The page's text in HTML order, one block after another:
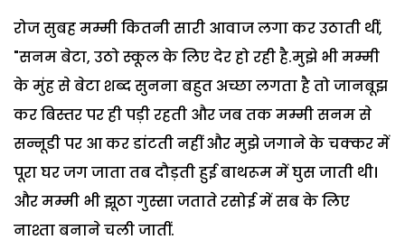
रोज सुबह मम्मी कितनी सारी आवाज लगा कर उठाती थीं,
"सनम बेटा, उठो स्कूल के लिए देर हो रही है.मुझे भी मम्मी
के मुंह से बेटा शब्द सुनना बहुत अच्छा लगता है तो जानबूझ
कर बिस्तर पर ही पड़ी रहती और जब तक मम्मी सनम से
सन्नूडी पर आ कर डांटती नहीं और मुझे जगाने के चक्कर में
पूरा घर जग जाता तब दौड़ती हुई बाथरूम में घुस जाती थी।
और मम्मी भी झूठा गुस्सा जताते रसोई में सब के लिए
नाश्ता बनाने चली जातीं.